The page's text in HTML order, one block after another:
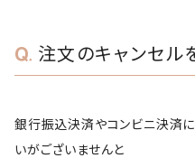
注文のキャンセル
銀行振込決済やコンビニ決済
いがございませんと